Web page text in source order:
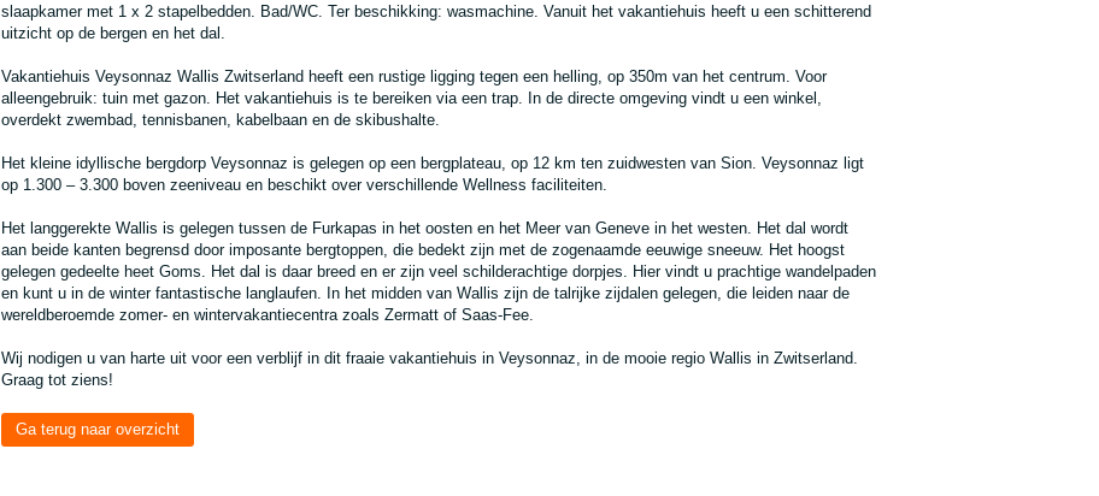
slaapkamer met 1 x 2 stapelbedden. Bad/WC. Ter beschikking: wasmachine. Vanuit het vakantiehuis heeft u een schitterend
uitzicht op de bergen en het dal.
Vakantiehuis Veysonnaz Wallis Zwitserland heeft een rustige ligging tegen een helling, op 350m van het centrum. Voor
alleengebruik: tuin met gazon. Het vakantiehuis is te bereiken via een trap. In de directe omgeving vindt u een winkel,
overdekt zwembad, tennisbanen, kabelbaan en de skibushalte.
Het kleine idyllische bergdorp Veysonnaz is gelegen op een bergplateau, op 12 km ten zuidwesten van Sion. Veysonnaz ligt
op 1.300 – 3.300 boven zeeniveau en beschikt over verschillende Wellness faciliteiten.
Het langgerekte Wallis is gelegen tussen de Furkapas in het oosten en het Meer van Geneve in het westen. Het dal wordt
aan beide kanten begrensd door imposante bergtoppen, die bedekt zijn met de zogenaamde eeuwige sneeuw. Het hoogst
gelegen gedeelte heet Goms. Het dal is daar breed en er zijn veel schilderachtige dorpjes. Hier vindt u prachtige wandelpaden
en kunt u in de winter fantastische langlaufen. In het midden van Wallis zijn de talrijke zijdalen gelegen, die leiden naar de
wereldberoemde zomer- en wintervakantiecentra zoals Zermatt of Saas-Fee.
Wij nodigen u van harte uit voor een verblijf in dit fraaie vakantiehuis in Veysonnaz, in de mooie regio Wallis in Zwitserland.
Graag tot ziens!
Ga terug naar overzicht